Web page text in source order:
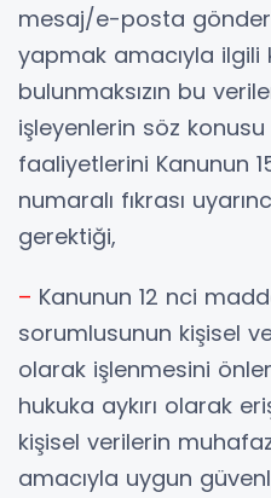
mesaj/e-posta
yapmak amacıyla ilgili
bulunmaksızın bu
işleyenlerin söz
faaliyetlerini Kanunun
numaralı fıkrası
gerektiği,
– Kanunun 12 nci
sorumlusunun kişisel
olarak işlenmesini
hukuka aykırı olarak
kişisel verilerin
amacıyla uygun